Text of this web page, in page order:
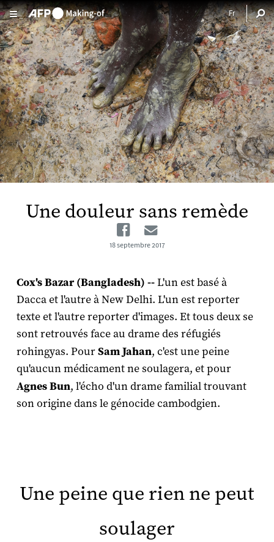
Aller au contenu principal
Une douleur sans remède
Facebook
18 septembre 2017
Cox's Bazar (Bangladesh) --L'un est basé à
Dacca et l'autre à New Delhi. L'un est reporter
texte et l'autre reporter d'images. Et tous deux se
sont retrouvés face au drame des réfugiés
rohingyas. PourSam Jahan, c'est une peine
qu'aucun médicament ne soulagera, et pour
Agnes Bun, l'écho d'un drame familial trouvant
son origine dans le génocide cambodgien.
Une peine que rien ne peut
soulager